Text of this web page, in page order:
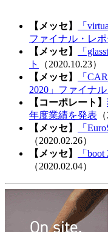
【メッセ】
「
ファイナル・レポ
【メッセ】
「
ト
（2020.10.23）
【メッセ】
「
2020」ファイナ
【コーポレート】
年度業績を発表
【メッセ】
「
（2020.02.26）
【メッセ】
「
（2020.02.04）